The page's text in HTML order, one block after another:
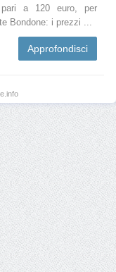
pari a 120 euro, per
Bondone: i prezzi ...
Approfondisci